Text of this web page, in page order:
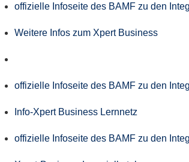
offizielle Infoseite des BAMF zu den
Weitere Infos zum Xpert Business
offizielle Infoseite des BAMF zu den
Info-Xpert Business Lernnetz
offizielle Infoseite des BAMF zu den